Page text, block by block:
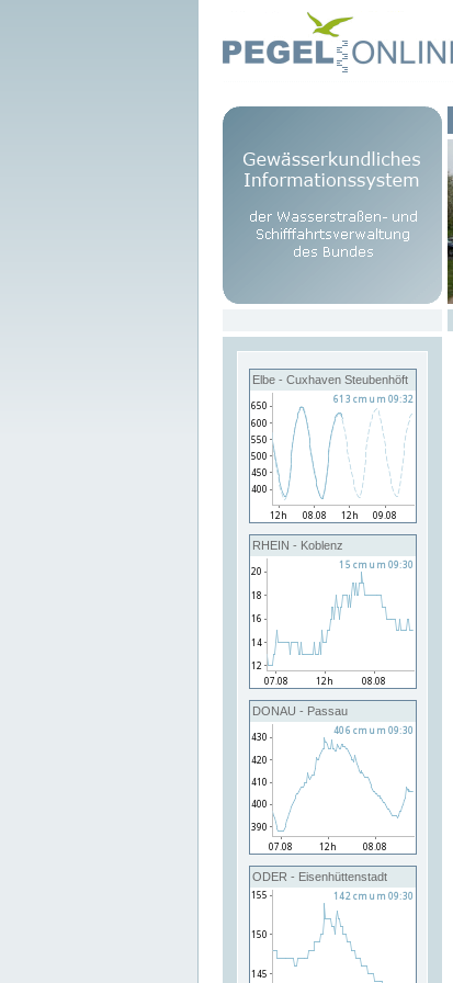
Elbe - Cuxhaven Steubenhöft
RHEIN - Koblenz
DONAU - Passau
ODER - Eisenhüttenstadt